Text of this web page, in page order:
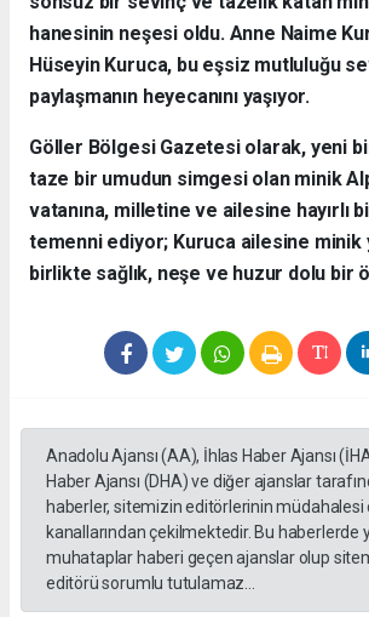
hanesinin neşesi oldu. Anne Naime
Hüseyin Kuruca, bu eşsiz mutluluğu
paylaşmanın heyecanını yaşıyor.
​Göller Bölgesi Gazetesi olarak, yeni
taze bir umudun simgesi olan minik
vatanına, milletine ve ailesine hayırlı
temenni ediyor; Kuruca ailesine minik
birlikte sağlık, neşe ve huzur dolu bir
Anadolu Ajansı (AA), İhlas Haber Ajansı
Haber Ajansı (DHA) ve diğer ajanslar
haberler, sitemizin editörlerinin müdahalesi
kanallarından çekilmektedir. Bu haberlerde
muhataplar haberi geçen ajanslar olup
editörü sorumlu tutulamaz...